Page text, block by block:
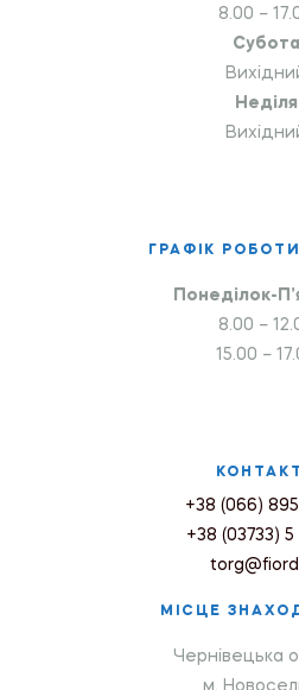
8.00 –
Субота
Неділя
ГРАФІК
Понеділок-
8.00 –
15.00 –
+38 (066)
+38 (03733)
МІСЦЕ
Чернівецька
м.